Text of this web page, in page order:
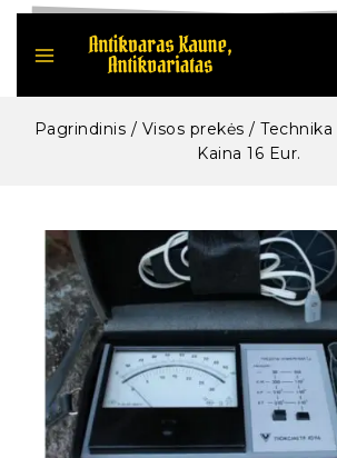
Pagrindinis / Visos prekės / Technika
Kaina 16 Eur.